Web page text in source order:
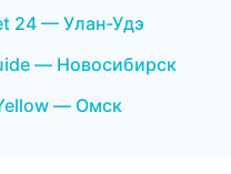
24 — Улан-Удэ
— Новосибирск
— Омск